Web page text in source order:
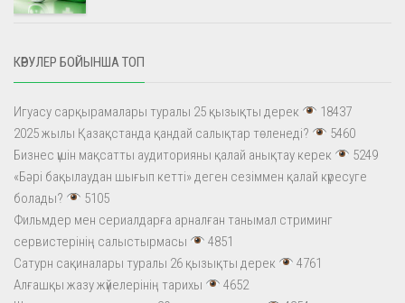
КӨРУЛЕР БОЙЫНША ТОП
Игуасу сарқырамалары туралы 25 қызықты дерек
18437
2025 жылы Қазақстанда қандай салықтар төленеді?
5460
Бизнес үшін мақсатты аудиторияны қалай анықтау керек
5249
«Бәрі бақылаудан шығып кетті» деген сезіммен қалай күресуге
болады?
5105
Фильмдер мен сериалдарға арналған танымал стриминг
сервистерінің салыстырмасы
4851
Сатурн сақиналары туралы 26 қызықты дерек
4761
Алғашқы жазу жүйелерінің тарихы
4652